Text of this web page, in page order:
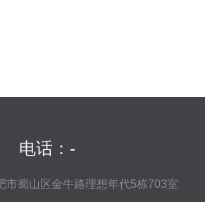
电话：-
市蜀山区金牛路理想年代5栋703室